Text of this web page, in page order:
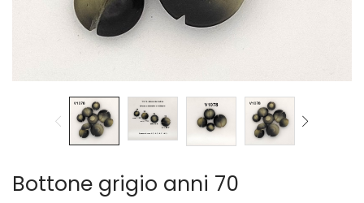
Password dimenticata?
Lotti di Bottoni vintage (27)
Bottoni/alamari/automatici (46)
Cappelli (16)
Cerniere lampo / Zip/Fibbie (27)
Elastici (10)
filati cucirini e affini (9)
Bottone grigio anni 70